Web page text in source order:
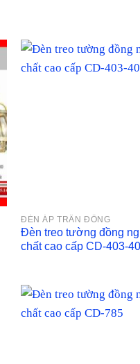
ĐÈN ÁP TRẦN ĐỒNG
Đèn treo tường đồng
chất cao cấp CD-403-